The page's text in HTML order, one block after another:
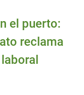
el puerto:
reclama